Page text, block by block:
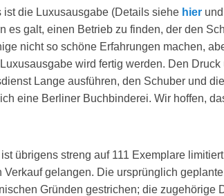
ist die Luxusausgabe (Details siehe hier und
es galt, einen Betrieb zu finden, der den
nicht so schöne Erfahrungen machen,
wird fertig werden. Den
Lange ausführen, den Schuber und
eine Berliner Buchbinderei. Wir hoffen,
übrigens streng auf 111 Exemplare
Verkauf gelangen. Die ursprünglich
Gründen gestrichen; die zugehörige